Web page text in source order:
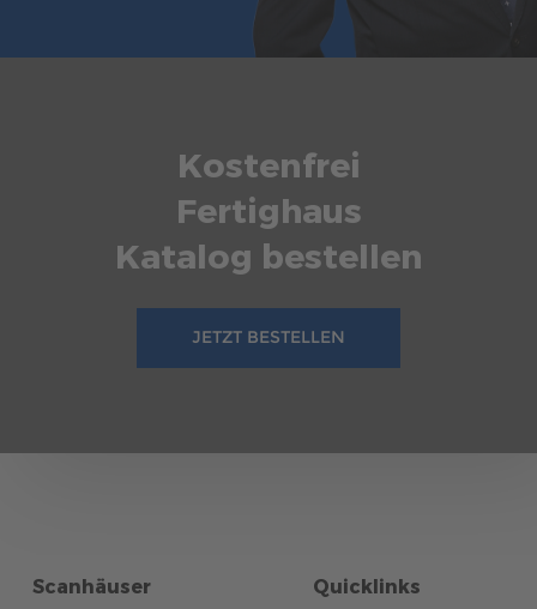
Kostenfrei
Fertighaus
Katalog bestellen
JETZT BESTELLEN
Scanhäuser Quicklinks